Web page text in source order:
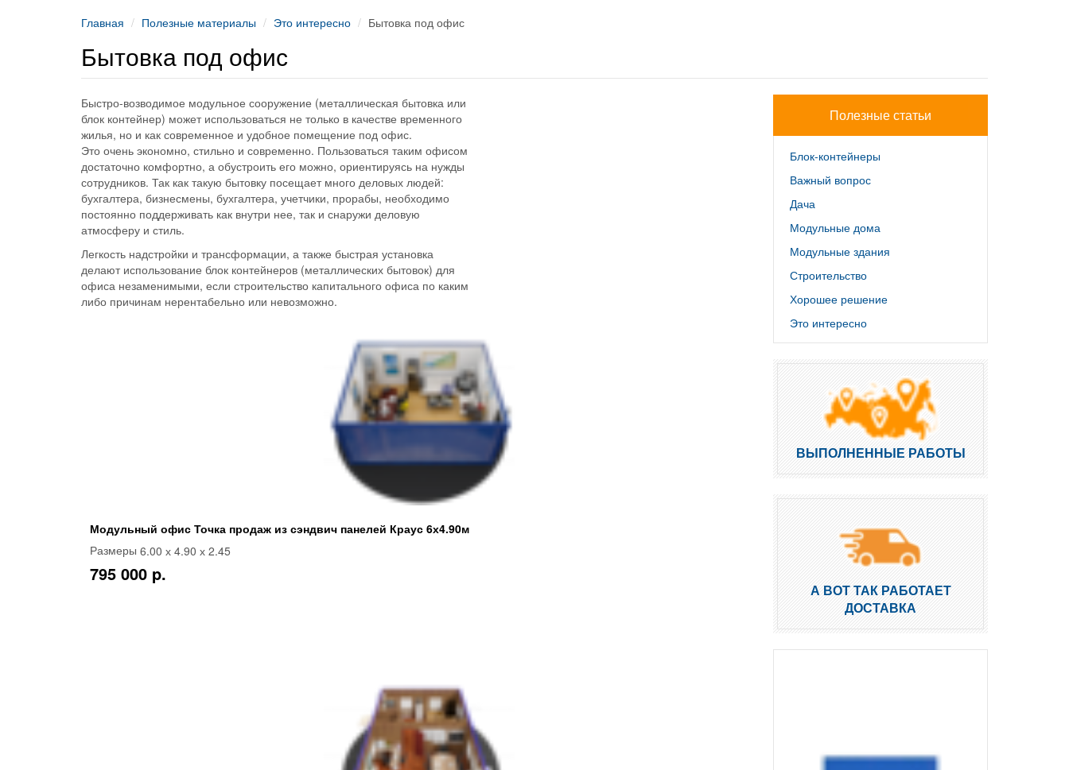
Главная Полезные материалы Это интересно Бытовка под офис
Бытовка под офис
Быстро-возводимое модульное сооружение (металлическая бытовка или
блок контейнер) может использоваться не только в качестве временного
жилья, но и как современное и удобное помещение под офис.
Это очень экономно, стильно и современно. Пользоваться таким офисом
достаточно комфортно, а обустроить его можно, ориентируясь на нужды
сотрудников. Так как такую бытовку посещает много деловых людей:
бухгалтера, бизнесмены, бухгалтера, учетчики, прорабы, необходимо
постоянно поддерживать как внутри нее, так и снаружи деловую
атмосферу и стиль.
Легкость надстройки и трансформации, а также быстрая установка
делают использование блок контейнеров (металлических бытовок) для
офиса незаменимыми, если строительство капитального офиса по каким
либо причинам нерентабельно или невозможно.
Модульный офис Точка продаж из сэндвич панелей Краус 6х4.90м
Размеры 6.00 х 4.90 х 2.45
795 000 p.
Полезные статьи
Блок-контейнеры
Важный вопрос
Дача
Модульные дома
Модульные здания
Строительство
Хорошее решение
Это интересно
ВЫПОЛНЕННЫЕ РАБОТЫ
А ВОТ ТАК РАБОТАЕТ
ДОСТАВКА